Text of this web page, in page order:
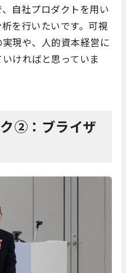
自社プロダクトを用い
を行いたいです。可視
現や、人的資本経営に
ければと思っていま
②：ブライザ